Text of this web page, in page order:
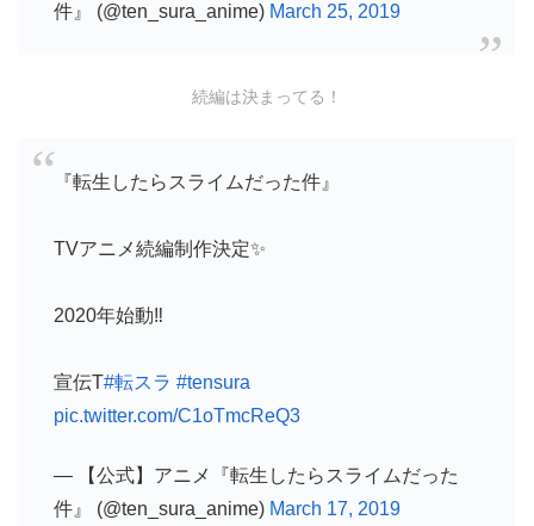
件』 (@ten_sura_anime) March 25, 2019
続編は決まってる！
『転生したらスライムだった件』
TVアニメ続編制作決定✨
2020年始動‼️
宣伝T#転スラ #tensura
pic.twitter.com/C1oTmcReQ3
— 【公式】アニメ『転生したらスライムだった
件』 (@ten_sura_anime) March 17, 2019